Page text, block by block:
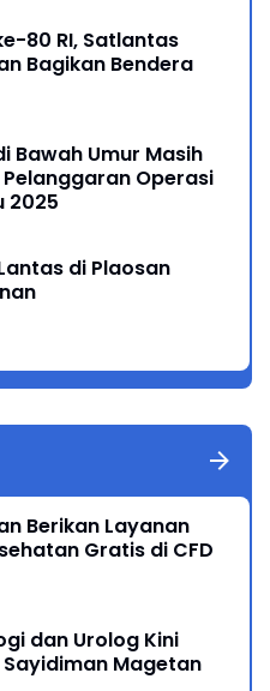
80 RI, Satlantas
Bagikan Bendera
Bawah Umur Masih
Operasi
2025
di Plaosan
Berikan Layanan
Gratis di CFD
dan Urolog Kini
Sayidiman Magetan